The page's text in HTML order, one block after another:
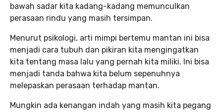
bawah sadar kita kadang-kadang memunculkan
perasaan rindu yang masih tersimpan.
Menurut psikologi, arti mimpi bertemu mantan ini bisa
menjadi cara tubuh dan pikiran kita mengingatkan
kita tentang masa lalu yang pernah kita miliki. Ini bisa
menjadi tanda bahwa kita belum sepenuhnya
melepaskan perasaan terhadap mantan.
Mungkin ada kenangan indah yang masih kita pegang